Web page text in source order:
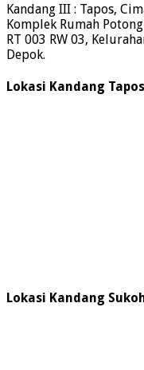
Kandang III : Tapos,
Komplek Rumah
RT 003 RW 03,
Depok.
Lokasi Kandang
Lokasi Kandang